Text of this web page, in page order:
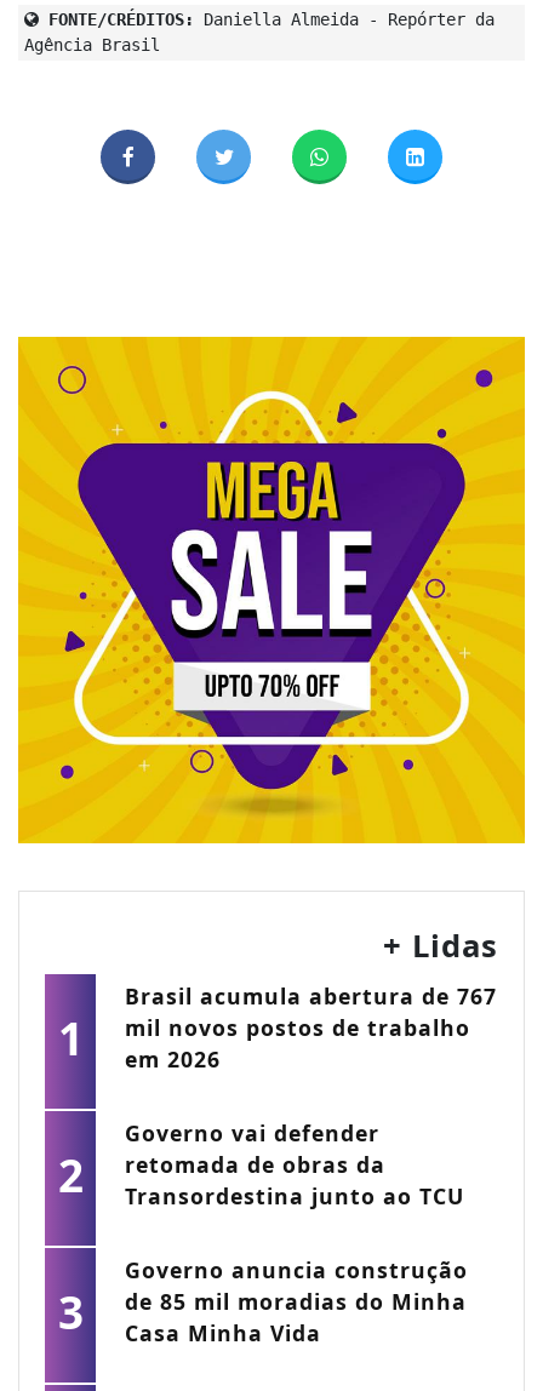
FONTE/CRÉDITOS:
Daniella Almeida - Repórter da
Agência Brasil
+ Lidas
1
Brasil acumula abertura de 767
mil novos postos de trabalho
em 2026
2
Governo vai defender
retomada de obras da
Transordestina junto ao TCU
3
Governo anuncia construção
de 85 mil moradias do Minha
Casa Minha Vida